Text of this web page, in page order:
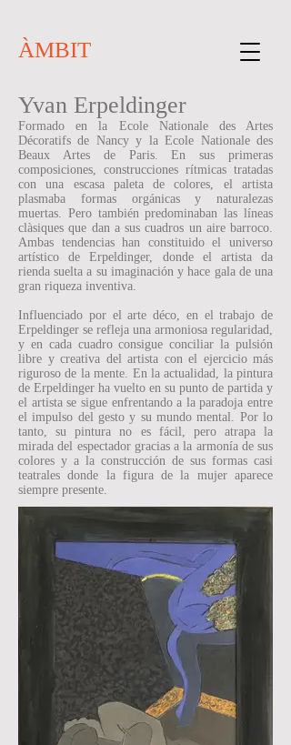
ÀMBIT
Yvan Erpeldinger
Formado en la Ecole Nationale des Artes
Décoratifs de Nancy y la Ecole Nationale des
Beaux Artes de Paris. En sus primeras
composiciones, construcciones rítmicas tratadas
con una escasa paleta de colores, el artista
plasmaba formas orgánicas y naturalezas
muertas. Pero también predominaban las líneas
clàsiques que dan a sus cuadros un aire barroco.
Ambas tendencias han constituido el universo
artístico de Erpeldinger, donde el artista da
rienda suelta a su imaginación y hace gala de una
gran riqueza inventiva.
Influenciado por el arte déco, en el trabajo de
Erpeldinger se refleja una armoniosa regularidad,
y en cada cuadro consigue conciliar la pulsión
libre y creativa del artista con el ejercicio más
riguroso de la mente. En la actualidad, la pintura
de Erpeldinger ha vuelto en su punto de partida y
el artista se sigue enfrentando a la paradoja entre
el impulso del gesto y su mundo mental. Por lo
tanto, su pintura no es fácil, pero atrapa la
mirada del espectador gracias a la armonía de sus
colores y a la construcción de sus formas casi
teatrales donde la figura de la mujer aparece
siempre presente.